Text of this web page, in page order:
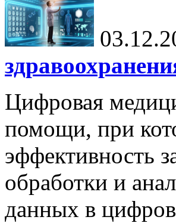
Цифровая
помощи, при
эффективность
обработки и
данных в